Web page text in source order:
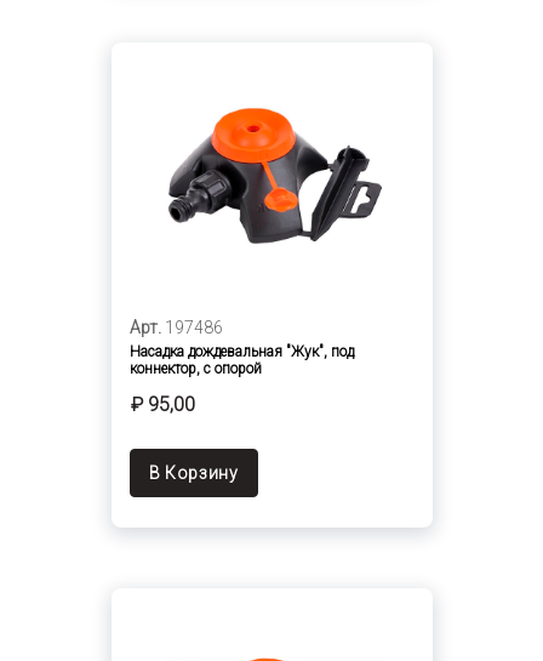
Арт. 197486
Насадка дождевальная "Жук", под
коннектор, с опорой
₽ 95,00
В Корзину